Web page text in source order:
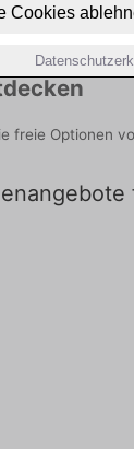
Cookies
freie Optionen